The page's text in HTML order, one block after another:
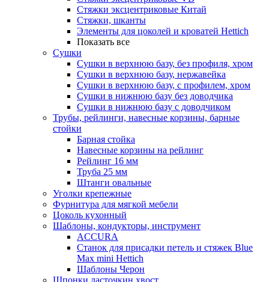
Стяжки эксцентриковые Китай
Стяжки, шканты
Элементы для цоколей и кроватей Hettich
Показать все
Сушки
Сушки в верхнюю базу, без профиля, хром
Сушки в верхнюю базу, нержавейка
Сушки в верхнюю базу, с профилем, хром
Сушки в нижнюю базу без доводчика
Сушки в нижнюю базу с доводчиком
Трубы, рейлинги, навесные корзины, барные
стойки
Барная стойка
Навесные корзины на рейлинг
Рейлинг 16 мм
Труба 25 мм
Штанги овальные
Уголки крепежные
Фурнитура для мягкой мебели
Цоколь кухонный
Шаблоны, кондукторы, инструмент
ACCURA
Станок для присадки петель и стяжек Blue
Max mini Hettich
Шаблоны Черон